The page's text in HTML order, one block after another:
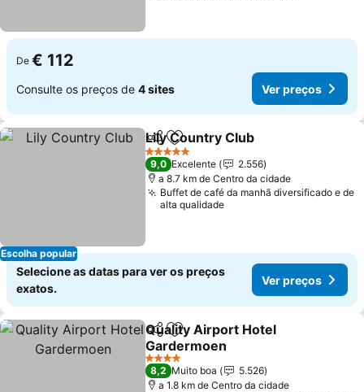
De € 112
Consulte os preços de 4 sites Ver preços
Escolha popular
PartilharAdicionar aos favoritos
Lily Country Club
5 Estrelas
9,0 Excelente
2.556
a 8.7 km de Centro da cidade
Buffet de café da manhã diversificado e de
alta qualidade
Selecione as datas para ver os preços
exatos.
Ver preços
PartilharAdicionar aos favoritos
Quality Airport Hotel
Gardermoen
4 Estrelas
8,2 Muito boa
5.526
a 1.8 km de Centro da cidade